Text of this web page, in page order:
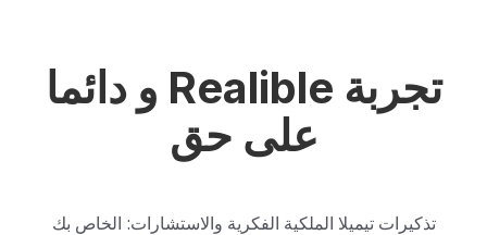
تجربة Realible و دائما
على حق
تذكيرات تيميلا الملكية الفكرية والاستشارات: الخاص بك